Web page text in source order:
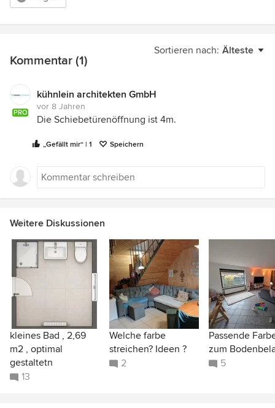
Sortieren nach: Älteste
Kommentar (1)
PRO
kühnlein architekten GmbH
vor 8 Jahren
Die Schiebetürenöffnung ist 4m.
„Gefällt mir“ | 1 Speichern
Weitere Diskussionen
kleines Bad , 2,69
m2 , optimal
gestaltetn
13
Welche farbe
streichen? Ideen ?
2
Passende
zum
5